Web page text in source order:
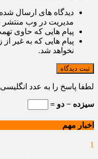
دیدگاه های ارسال
مدیریت در وب منتشر
پیام هایی که حاوی
پیام هایی که به غیر
نخواهد شد.
ثبت دیدگاه
لطفا پاسخ را به عدد انگلیسی
سیزده − دو =
اخبار مهم
1